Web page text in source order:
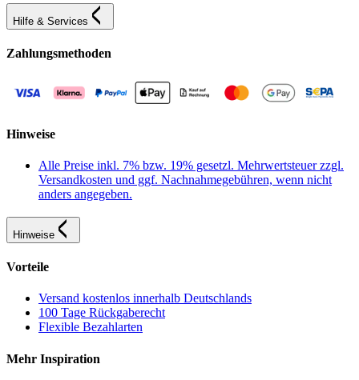
Hilfe & Services
Zahlungsmethoden
Hinweise
Alle Preise inkl. 7% bzw. 19% gesetzl. Mehrwertsteuer zzgl.
Versandkosten und ggf. Nachnahmegebühren, wenn nicht
anders angegeben.
Hinweise
Vorteile
Versand kostenlos innerhalb Deutschlands
100 Tage Rückgaberecht
Flexible Bezahlarten
Mehr Inspiration